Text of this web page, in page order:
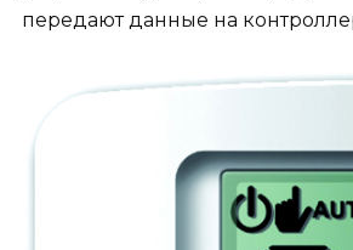
передают данные на